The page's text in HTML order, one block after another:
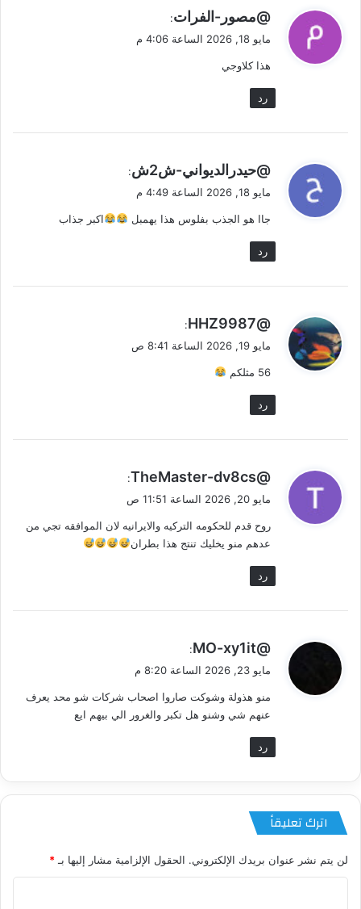
ي
ل
@مصور-الفرات:
مايو 18, 2026 الساعة 4:06 م
هذا كلاوجي
رد
ي
ل
@حيدرالديواني-ش2ش
:
مايو 18, 2026 الساعة 4:49 م
جاا هو الجذب بفلوس هذا يهمبل اكبر جذاب
رد
ي
ل
@HHZ9987
:
مايو 19, 2026 الساعة 8:41 ص
56 مثلكم
رد
ي
ل
@TheMaster-dv8cs
:
مايو 20, 2026 الساعة 11:51 ص
روح قدم للحكومه التركيه والايرانيه لان الموافقه تجي من
عدهم منو يخليك تنتج هذا بطران
رد
ي
ل
@MO-xy1it
:
مايو 23, 2026 الساعة 8:20 م
منو هذولة وشوكت صاروا اصحاب شركات شو محد يعرف
عنهم شي وشنو هل تكبر والغرور الي بيهم ايع
رد
اترك تعليقاً
لن يتم نشر عنوان بريدك الإلكتروني. الحقول الإلزامية مشار إليها بـ *